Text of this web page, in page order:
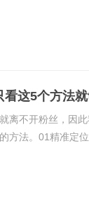
多在不同领域拥
候，内容平台发
这5个方法就
离不开粉丝，因
方法。01精准定
想要吸引的粉丝
，那么就可以做